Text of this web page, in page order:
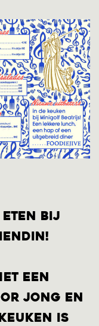
eten bij
een
jong en
is